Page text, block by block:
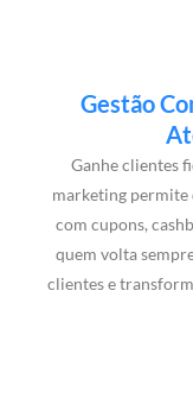
Gestão
Ganhe clientes
marketing permite
com cupons,
quem volta
clientes e